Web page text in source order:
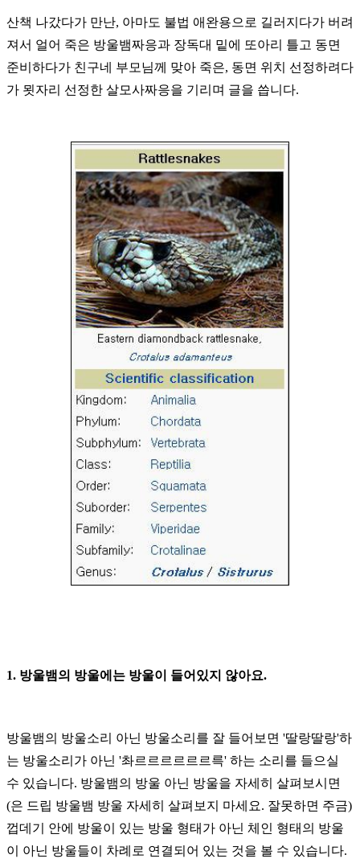
산책 나갔다가 만난, 아마도 불법 애완용으로 길러지다가 버려
져서 얼어 죽은 방울뱀짜응과 장독대 밑에 또아리 틀고 동면
준비하다가 친구네 부모님께 맞아 죽은, 동면 위치 선정하려다
가 묏자리 선정한 살모사짜응을 기리며 글을 씁니다.
1. 방울뱀의 방울에는 방울이 들어있지 않아요.
방울뱀의 방울소리 아닌 방울소리를 잘 들어보면 '딸랑딸랑'하
는 방울소리가 아닌 '촤르르르르르르륵' 하는 소리를 들으실
수 있습니다. 방울뱀의 방울 아닌 방울을 자세히 살펴보시면
(은 드립 방울뱀 방울 자세히 살펴보지 마세요. 잘못하면 주금)
껍데기 안에 방울이 있는 방울 형태가 아닌 체인 형태의 방울
이 아닌 방울들이 차례로 연결되어 있는 것을 볼 수 있습니다.